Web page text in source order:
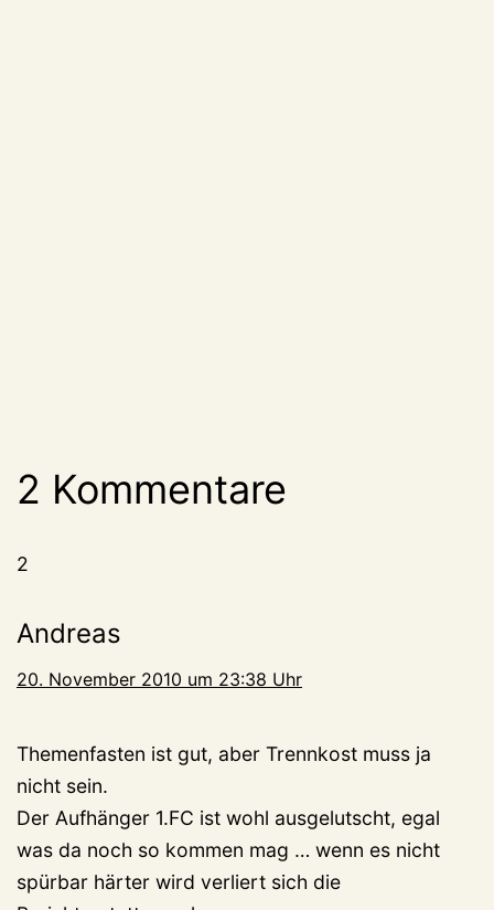
2 Kommentare
2
Andreas
20. November 2010 um 23:38 Uhr
Themenfasten ist gut, aber Trennkost muss ja
nicht sein.
Der Aufhänger 1.FC ist wohl ausgelutscht, egal
was da noch so kommen mag … wenn es nicht
spürbar härter wird verliert sich die